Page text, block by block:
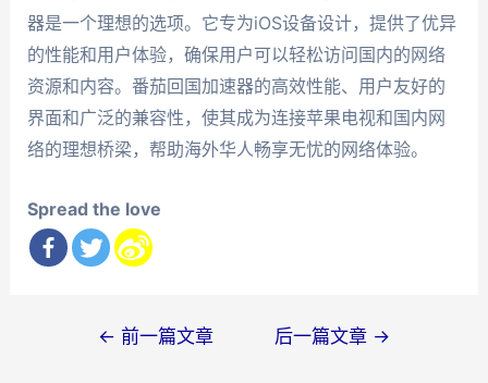
器是一个理想的选项。它专为iOS设备设计，提供了优异
的性能和用户体验，确保用户可以轻松访问国内的网络
资源和内容。番茄回国加速器的高效性能、用户友好的
界面和广泛的兼容性，使其成为连接苹果电视和国内网
络的理想桥梁，帮助海外华人畅享无忧的网络体验。
Spread the love
← 前一篇文章 后一篇文章 →